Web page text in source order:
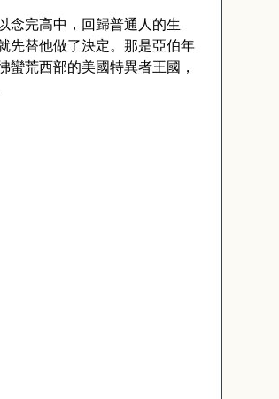
念完高中，回歸普通人的生
先替他做了決定。那是亞伯年
荒西部的美國特異者王國，